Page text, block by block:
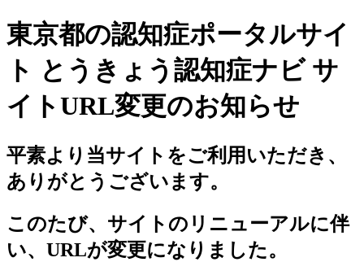
東京都の認知症ポータルサイ
ト とうきょう認知症ナビ サ
イトURL変更のお知らせ
平素より当サイトをご利用いただき、
ありがとうございます。
このたび、サイトのリニューアルに伴
い、URLが変更になりました。